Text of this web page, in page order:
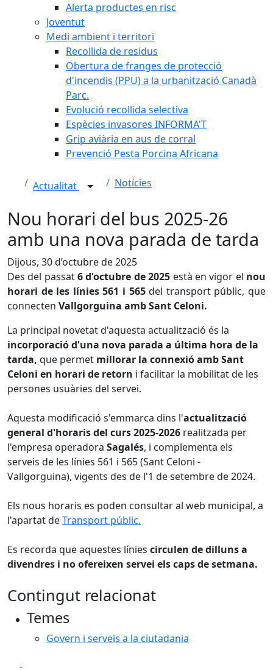
Alerta productes en risc
Joventut
Medi ambient i territori
Recollida de residus
Obertura de franges de protecció
d'incendis (PPU) a la urbanització Canadà
Parc.
Evolució recollida selectiva
Espècies invasores INFORMA'T
Grip aviària en aus de corral
Prevenció Pesta Porcina Africana
Actualitat Notícies
Nou horari del bus 2025-26
amb una nova parada de tarda
Dijous, 30 d’octubre de 2025
Des del passat6 d'octubre de 2025 està en vigor el nou
horari de les línies 561 i 565del transport públic, que
connecten Vallgorguina amb Sant Celoni.
La principal novetat d'aquesta actualització és la
incorporació d'una nova parada a última hora de la
tarda, que permet millorar la connexió amb Sant
Celoni en horari de retorn i facilitar la mobilitat de les
persones usuàries del servei.
Aquesta modificació s'emmarca dins l'actualització
general d'horaris del curs 2025-2026 realitzada per
l'empresa operadora Sagalés, i complementa els
serveis de les línies 561 i 565 (Sant Celoni -
Vallgorguina), vigents des de l'1 de setembre de 2024.
Els nous horaris es poden consultar al web municipal, a
l'apartat deTransport públic.
Es recorda que aquestes línies circulen de dilluns a
divendres i no ofereixen servei els caps de setmana.
Contingut relacionat
Temes
Govern i serveis a la ciutadania